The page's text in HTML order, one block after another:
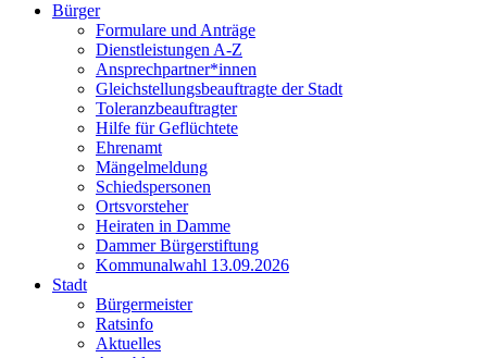
Bürger
Formulare und Anträge
Dienstleistungen A-Z
Ansprechpartner*innen
Gleichstellungsbeauftragte der Stadt
Toleranzbeauftragter
Hilfe für Geflüchtete
Ehrenamt
Mängelmeldung
Schiedspersonen
Ortsvorsteher
Heiraten in Damme
Dammer Bürgerstiftung
Kommunalwahl 13.09.2026
Stadt
Bürgermeister
Ratsinfo
Aktuelles